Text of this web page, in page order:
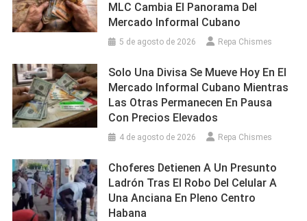
MLC Cambia El Panorama Del
Mercado Informal Cubano
5 de agosto de 2026 Repa Chismes
Solo Una Divisa Se Mueve Hoy En El
Mercado Informal Cubano Mientras
Las Otras Permanecen En Pausa
Con Precios Elevados
4 de agosto de 2026 Repa Chismes
Choferes Detienen A Un Presunto
Ladrón Tras El Robo Del Celular A
Una Anciana En Pleno Centro
Habana